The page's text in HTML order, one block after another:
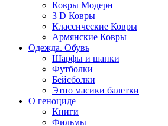
Ковры Модерн
3 D Ковры
Классические Ковры
Армянские Ковры
Одежда. Обувь
Шарфы и шапки
Футболки
Бейсболки
Этно масики балетки
О геноциде
Книги
Фильмы